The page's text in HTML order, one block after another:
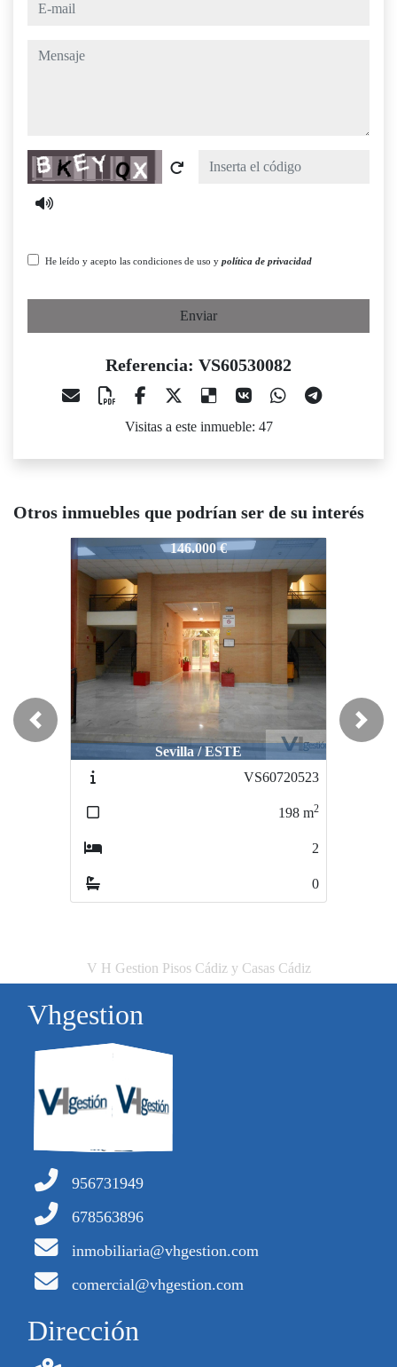
mensaje
Captcha
He leído y acepto las condiciones de uso y política de privacidad
Enviar
Referencia: VS60530082
Visitas a este inmueble: 47
Otros inmuebles que podrían ser de su interés
VS60530082
146.000 €
Sevilla / ESTE
VS60720523
198m2
VS60530082 87.000 €
Bormujos / CENTRO
vS60479940
Previous Next
V H Gestion Pisos Cádiz y Casas Cádiz
Vhgestion
956731949
678563896
inmobiliaria@vhgestion.com
comercial@vhgestion.com
Dirección